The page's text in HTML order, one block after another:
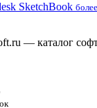
SketchBook
— каталог